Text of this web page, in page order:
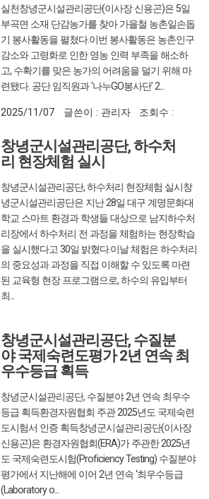
실천창녕군시설관리공단(이사장 신용곤)은 5일
부곡면 소재 단감농가를 찾아 가을철 농촌일손돕
기 봉사활동을 펼쳤다.이번 봉사활동은 농촌인구
감소와 고령화로 인한 영농 인력 부족을 해소하
고, 수확기를 맞은 농가의 어려움을 덜기 위해 마
련됐다. 공단 임직원과 ‘나누GO봉사단’ 2...
2025/11/07 글쓴이 : 관리자
조회수 :
창녕군시설관리공단, 하수처
리 현장체험 실시
창녕군시설관리공단, 하수처리 현장체험 실시창
녕군시설관리공단은 지난 28일 대구 계명문화대
학교 스마트 환경과 학생들 대상으로 남지하수처
리장에서 하수처리 전 과정을 체험하는 현장학습
을 실시했다고 30일 밝혔다.이날 체험은 하수처리
의 중요성과 과정을 직접 이해할 수 있도록 마련
된 교육형 현장 프로그램으로, 하수의 유입부터
최...
390
창녕군시설관리공단, 수질분
야 국제숙련도평가 2년 연속 최
우수등급 획득
창녕군시설관리공단, 수질분야 2년 연속 최우수
등급 획득환경자원협회 주관 2025년도 국제숙련
도시험서 인증 획득창녕군시설관리공단(이사장
신용곤)은 환경자원협회(ERA)가 주관한 2025년
도 국제숙련도시험(Proficiency Testing) 수질분야
평가에서 지난해에 이어 2년 연속 ‘최우수등급
(Laboratory o...